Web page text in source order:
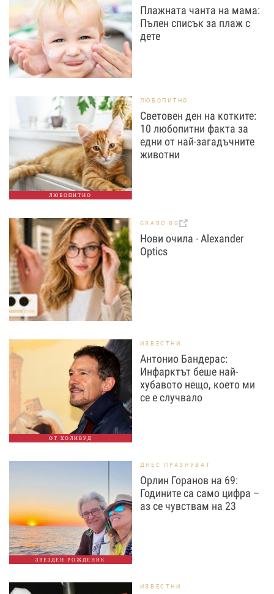
Плажната чанта на мама:
Пълен списък за плаж с
дете
ЛЮБОПИТНО
ЛЮБОПИТНО
Световен ден на котките:
10 любопитни факта за
едни от най-загадъчните
животни
GRABO.BG
Нови очила - Alexander
Оptics
ОТ ХОЛИВУД
ИЗВЕСТНИ
Антонио Бандерас:
Инфарктът беше най-
хубавото нещо, което ми
се е случвало
ЗВЕЗДЕН РОЖДЕНИК
ДНЕС ПРАЗНУВАТ
Орлин Горанов на 69:
Годините са само цифра –
аз се чувствам на 23
ИЗВЕСТНИ